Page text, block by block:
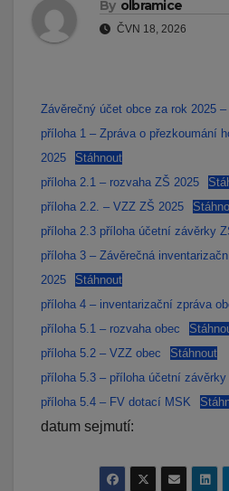
By olbramice
ČVN 18, 2026
Závěrečný účet obce za rok 2025
příloha 1 – Zpráva o přezkoumání
2025
Stáhnout
příloha 2.1 – rozvaha ZŠ 2025
příloha 2.2. – VZZ ZŠ 2025
příloha 2.3 příloha účetní závěrky
příloha 3 – Závěrečná
2025
Stáhnout
příloha 4 – inventarizační zpráva
příloha 5.1 – rozvaha obec
příloha 5.2 – VZZ obec
Stáhnout
příloha 5.3 – příloha účetní závěrky
příloha 5.4 – FV dotací MSK
datum sejmutí: